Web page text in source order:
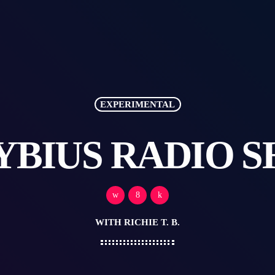
EXPERIMENTAL
RADIO
WITH RICHIE T. B.